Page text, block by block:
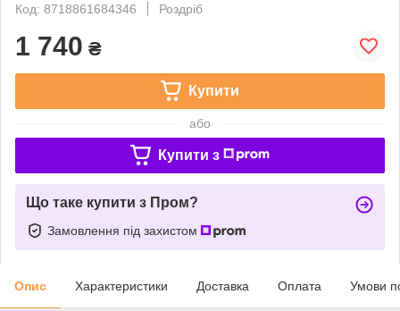
Код: 8718861684346
Роздріб
1 740 ₴
Купити
або
Купити з
Що таке купити з Пром?
Замовлення під захистом
Опис Характеристики Доставка Оплата Умови